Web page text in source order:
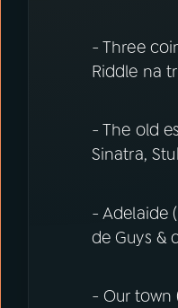
- Three
Riddle na
- The old
Sinatra,
- Adelaide
de Guys &
- Our town